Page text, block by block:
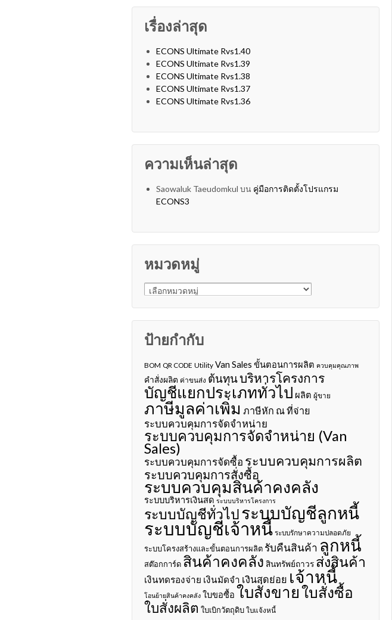
เรื่องล่าสุด
ECONS Ultimate Rvs1.40
ECONS Ultimate Rvs1.39
ECONS Ultimate Rvs1.38
ECONS Ultimate Rvs1.37
ECONS Ultimate Rvs1.36
ความเห็นล่าสุด
Saowaluk Taeudomkul บน คู่มือการติดตั้งโปรแกรม
ECONS3
หมวดหมู่
หมวดหมู่
ป้ายกำกับ
BOM QR CODE Utility Van Sales ขั้นตอนการผลิต ควบคุมคุณภาพ
คำสั่งผลิต ค่าขนส่ง ต้นทุนบริหารโครงการ
บัญชีแยกประเภททั่วไป ผลิต ผู้ขาย
ภาษีมูลค่าเพิ่ม ภาษีหัก ณ ที่จ่าย
ระบบควบคุมการจัดจำหน่าย
ระบบควบคุมการจัดจำหน่าย (Van
Sales)
ระบบควบคุมการจัดซื้อ ระบบควบคุมการผลิต
ระบบควบคุมการสั่งซื้อ
ระบบควบคุมสินค้าคงคลัง
ระบบบริหารเงินสด ระบบบริหารโครงการ
ระบบบัญชีทั่วไประบบบัญชีลูกหนี้
ระบบบัญชีเจ้าหนี้ ระบบรักษาความปลอดภัย
ระบบโครงสร้างและขั้นตอนการผลิต รับคืนสินค้า ลูกหนี้
สต๊อกการ์ด สินค้าคงคลัง สินทรัพย์ถาวร ส่งสินค้า
เงินทดรองจ่าย เงินมัดจำ เงินสดย่อย เจ้าหนี้
โอนย้ายสินค้าคงคลัง ใบขอซื้อ ใบสั่งขายใบสั่งซื้อ
ใบสั่งผลิต ใบเบิกวัตถุดิบ ใบแจ้งหนี้